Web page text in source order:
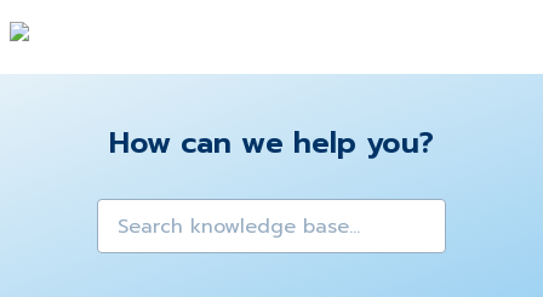
How can we help you?